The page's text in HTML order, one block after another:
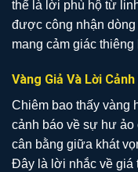
thể là lời phù hộ từ
được công nhận
mang cảm giác
Vàng Giả Và Lời
Chiêm bao thấy vàng
cảnh báo về sự hư ảo
cân bằng giữa khát
Đây là lời nhắc về giá